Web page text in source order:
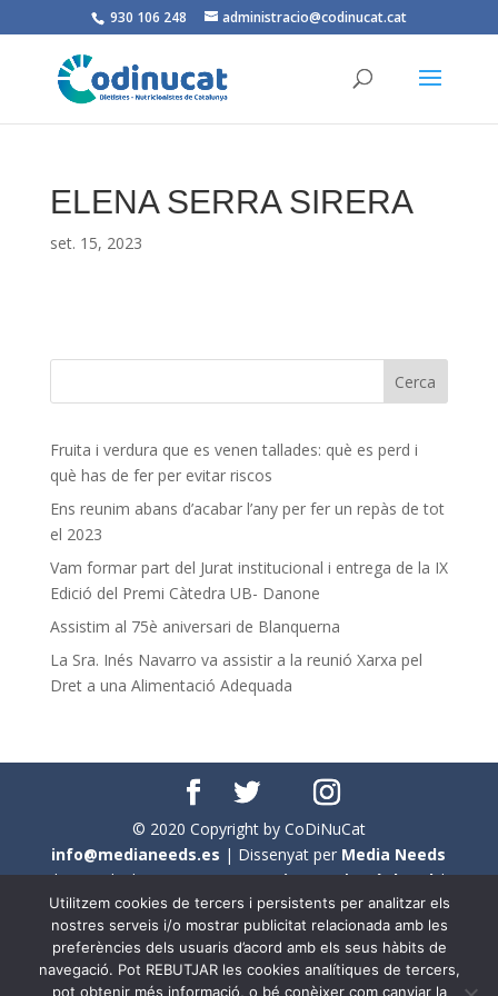
930 106 248 administracio@codinucat.cat
ELENA SERRA SIRERA
set. 15, 2023
Fruita i verdura que es venen tallades: què es perd i
què has de fer per evitar riscos
Ens reunim abans d’acabar l’any per fer un repàs de tot
el 2023
Vam formar part del Jurat institucional i entrega de la IX
Edició del Premi Càtedra UB- Danone
Assistim al 75è aniversari de Blanquerna
La Sra. Inés Navarro va assistir a la reunió Xarxa pel
Dret a una Alimentació Adequada
© 2020 Copyright by CoDiNuCat
info@medianeeds.es | Dissenyat per Media Needs
| Tots els drets reservats aCoDiNuCat |Avís legal|
Avís per cookies
En aquest web s'ha tingut en compte l'ús no sexista del
llenguatge. No obstant això, i a causa de la seva
Utilitzem cookies de tercers i persistents per analitzar els
nostres serveis i/o mostrar publicitat relacionada amb les
preferències dels usuaris d’acord amb els seus hàbits de
navegació. Pot REBUTJAR les cookies analítiques de tercers,
pot obtenir més informació, o bé conèixer com canviar la